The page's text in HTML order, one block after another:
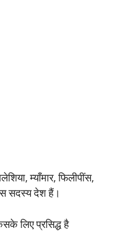
म्याँमार, फिलीपींस,
सदस्य देश हैं।
लिए प्रसिद्ध है